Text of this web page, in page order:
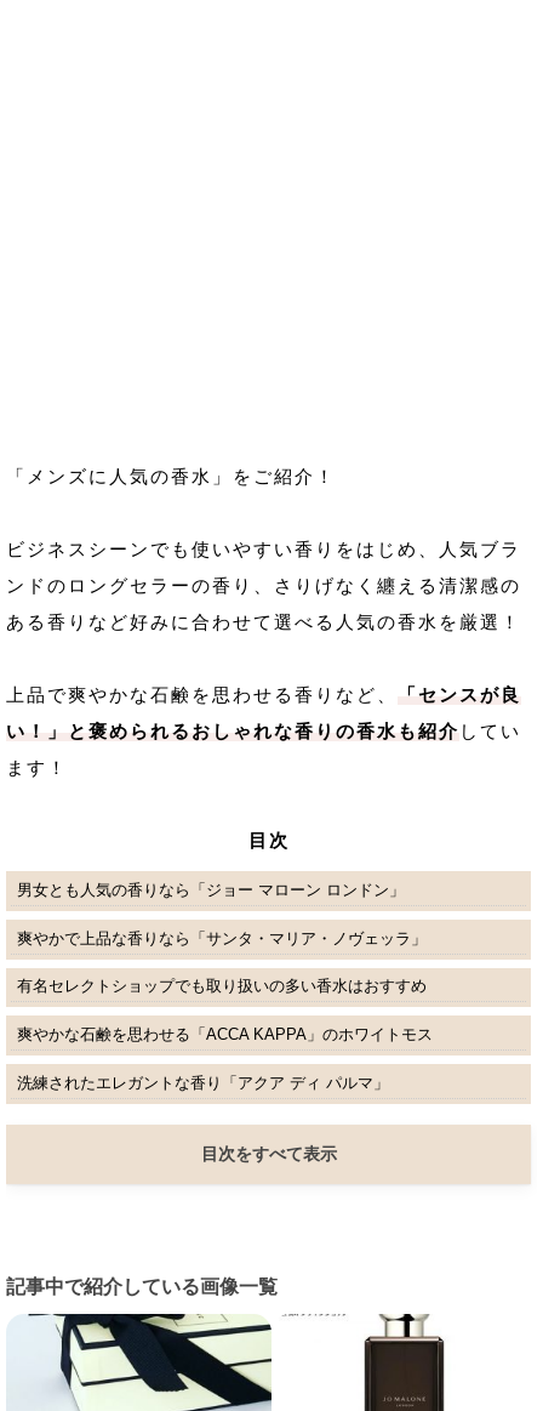
「メンズに人気の香水」をご紹介！
ビジネスシーンでも使いやすい香りをはじめ、人気ブラ
ンドのロングセラーの香り、さりげなく纏える清潔感の
ある香りなど好みに合わせて選べる人気の香水を厳選！
上品で爽やかな石鹸を思わせる香りなど、
「センスが良
い！」と褒められるおしゃれな香りの香水も紹介 してい
ます！
目次
男女とも人気の香りなら「ジョー マローン ロンドン」
爽やかで上品な香りなら「サンタ・マリア・ノヴェッラ」
有名セレクトショップでも取り扱いの多い香水はおすすめ
爽やかな石鹸を思わせる「ACCA KAPPA」のホワイトモス
洗練されたエレガントな香り「アクア ディ パルマ」
目次をすべて表示
記事中で紹介している画像一覧